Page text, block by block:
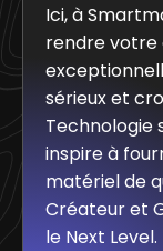
Ici, à
rendre votre
sérieux et
Technologie
inspire à
matériel de
Créateur et
le Next